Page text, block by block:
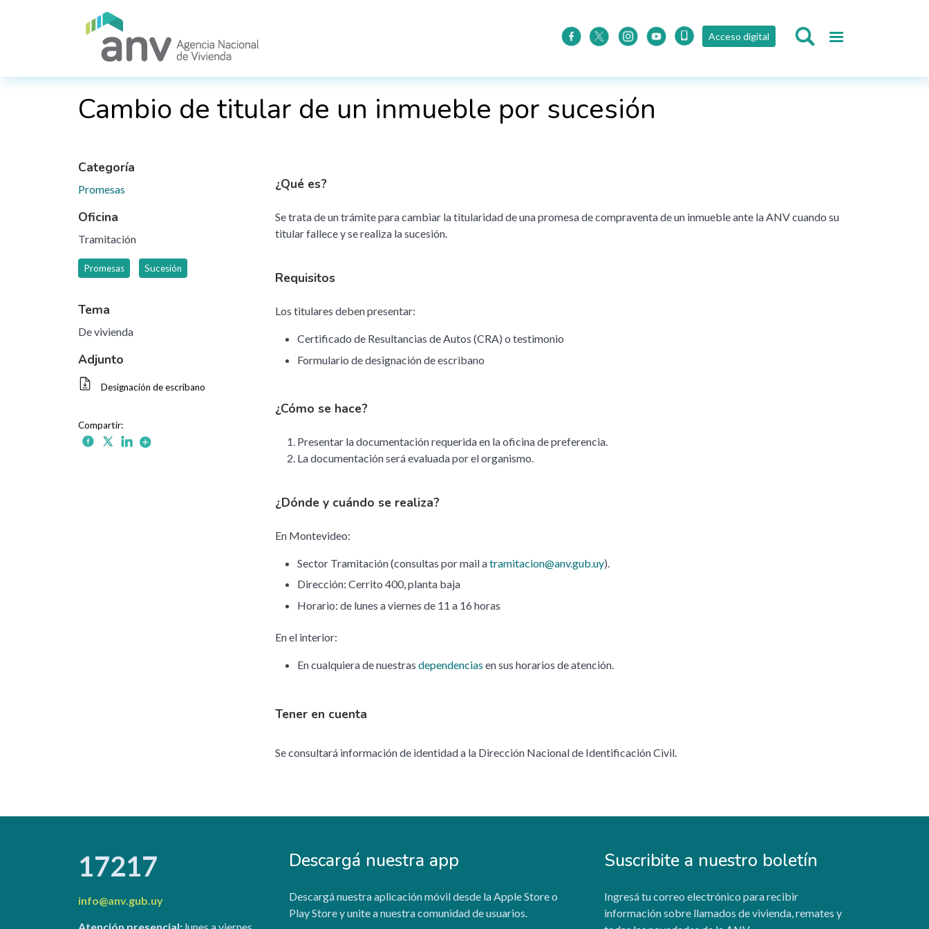
Acceso digital
Cambio de titular de un inmueble por sucesión
Categoría
Promesas
Oficina
Tramitación
Promesas Sucesión
Tema
De vivienda
Adjunto
Designación de escribano
¿Qué es?
Se trata de un trámite para cambiar la titularidad de una promesa de compraventa de un inmueble ante la ANV cuando su
titular fallece y se realiza la sucesión.
Requisitos
Los titulares deben presentar:
Certificado de Resultancias de Autos (CRA) o testimonio
Formulario de designación de escribano
¿Cómo se hace?
Presentar la documentación requerida en la oficina de preferencia.
La documentación será evaluada por el organismo.
¿Dónde y cuándo se realiza?
En Montevideo:
Sector Tramitación (consultas por mail atramitacion@anv.gub.uy).
Dirección: Cerrito 400, planta baja
Horario: de lunes a viernes de 11 a 16 horas
En el interior:
En cualquiera de nuestrasdependencias en sus horarios de atención.
Tener en cuenta
Se consultará información de identidad a la Dirección Nacional de Identificación Civil.
17217
info@anv.gub.uy
Descargá nuestra app
Descargá nuestra aplicación móvil desde la Apple Store o
Play Store y unite a nuestra comunidad de usuarios.
Suscribite a nuestro boletín
Ingresá tu correo electrónico para recibir
información sobre llamados de vivienda, remates y